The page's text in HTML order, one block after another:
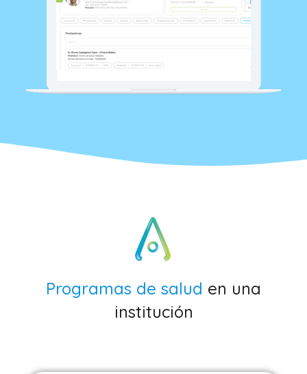
Programas de salud en una
institución